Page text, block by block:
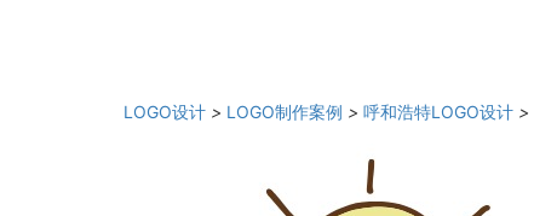
LOGO设计 > LOGO制作案例 > 呼和浩特LOGO设计 >